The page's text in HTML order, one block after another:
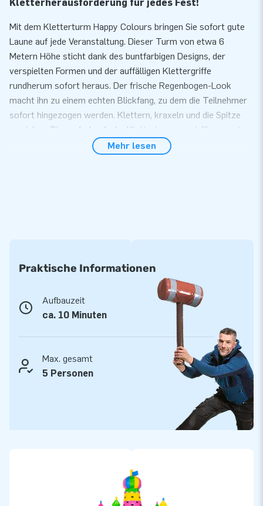
Kletterherausforderung für jedes Fest!
Mit dem Kletterturm Happy Colours bringen Sie sofort gute
Laune auf jede Veranstaltung. Dieser Turm von etwa 6
Metern Höhe sticht dank des buntfarbigen Designs, der
verspielten Formen und der auffälligen Klettergriffe
rundherum sofort heraus. Der frische Regenbogen-Look
macht ihn zu einem echten Blickfang, zu dem die Teilnehmer
sofort hingezogen werden. Klettern, kraxeln und die Spitze
erreichen. Dieser farbenfrohe Kletterturm sorgt für non-stop
Spaß für Jung und Alt.
Festivals, Nachbarschaftsfeste, Sporttage und große Events,
bei denen Farbe und Energie willkommen sind. Dank des
auffälligen Designs und des hohen Spaßfaktors ist dieser
aufblasbare Kletterturm ein garantierter Topper.
JB Huepfburgen: Qualität, Sicherheit und Top-
Wenn Sie sich für JB Huepfburgen entscheiden, wählen Sie
Zuverlässigkeit und Komfort. Unsere Klettertürme werden
aus hochwertigen Materialien gefertigt und stets mit Gebläse,
Verankerungsmaterial und einer klaren Anleitung geliefert.
Außerdem profitieren Sie von 5 Jahren Garantie, schneller
dass Ihr Kletterturm Happy Colours viele Jahre hält und für
jeden Vermieteinsatz bereitsteht.
Mehr lesen
Praktische Informationen
Aufbauzeit
ca. 10 Minuten
Max. gesamt
5 Personen